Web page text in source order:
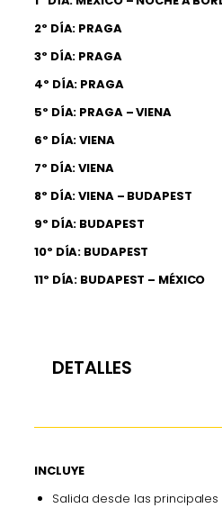
2º DÍA: PRAGA
3º DÍA: PRAGA
4º DÍA: PRAGA
5º DÍA: PRAGA – VIENA
6º DÍA: VIENA
7º DÍA: VIENA
8º DÍA: VIENA – BUDAPEST
9º DÍA: BUDAPEST
10º DÍA: BUDAPEST
11º DÍA: BUDAPEST – MÉXICO
DETALLES
INCLUYE
Salida desde las